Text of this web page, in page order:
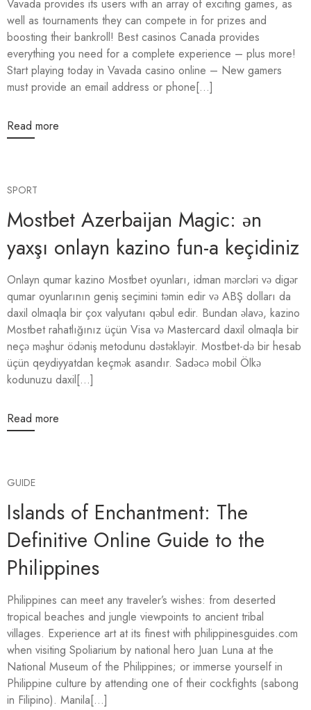
Vavada provides its users with an array of exciting games, as
well as tournaments they can compete in for prizes and
boosting their bankroll! Best casinos Canada provides
everything you need for a complete experience – plus more!
Start playing today in Vavada casino online – New gamers
must provide an email address or phone[...]
Read more
SPORT
Mostbet Azerbaijan Magic: ən
yaxşı onlayn kazino fun-a keçidiniz
Onlayn qumar kazino Mostbet oyunları, idman mərcləri və digər
qumar oyunlarının geniş seçimini təmin edir və ABŞ dolları da
daxil olmaqla bir çox valyutanı qəbul edir. Bundan əlavə, kazino
Mostbet rahatlığınız üçün Visa və Mastercard daxil olmaqla bir
neçə məşhur ödəniş metodunu dəstəkləyir. Mostbet-də bir hesab
üçün qeydiyyatdan keçmək asandır. Sadəcə mobil Ölkə
kodunuzu daxil[...]
Read more
GUIDE
Islands of Enchantment: The
Definitive Online Guide to the
Philippines
Philippines can meet any traveler’s wishes: from deserted
tropical beaches and jungle viewpoints to ancient tribal
villages. Experience art at its finest with philippinesguides.com
when visiting Spoliarium by national hero Juan Luna at the
National Museum of the Philippines; or immerse yourself in
Philippine culture by attending one of their cockfights (sabong
in Filipino). Manila[...]